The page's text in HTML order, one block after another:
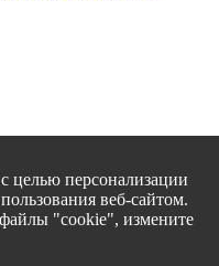
целью персонализации
веб-сайтом.
"cookie", измените